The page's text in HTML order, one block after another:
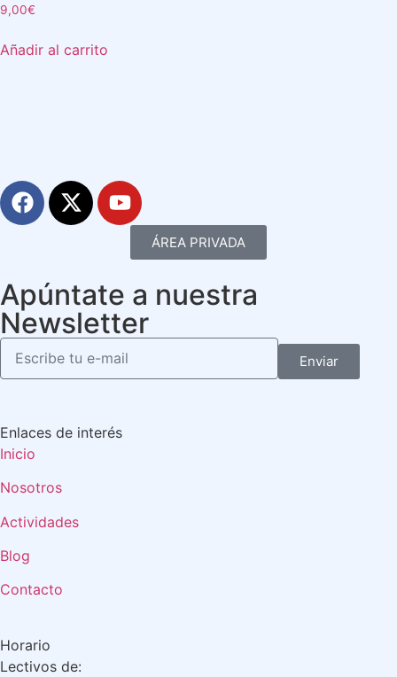
9,00€
Añadir al carrito
ÁREA PRIVADA
Apúntate a nuestra
Newsletter
Enviar
Enlaces de interés
Inicio
Nosotros
Actividades
Blog
Contacto
Horario
Lectivos de: